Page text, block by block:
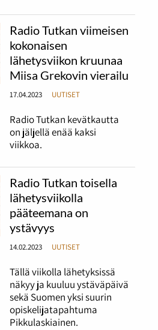
Radio Tutkan viimeisen
kokonaisen
lähetysviikon kruunaa
Miisa Grekovin vierailu
17.04.2023 UUTISET
Radio Tutkan kevätkautta
on jäljellä enää kaksi
viikkoa.
Radio Tutkan toisella
lähetysviikolla
pääteemana on
ystävyys
14.02.2023 UUTISET
Tällä viikolla lähetyksissä
näkyy ja kuuluu ystäväpäivä
sekä Suomen yksi suurin
opiskelijatapahtuma
Pikkulaskiainen.